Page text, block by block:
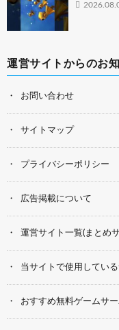
運営サイトからのお
お問い合わせ
サイトマップ
プライバシーポリシー
広告掲載について
運営サイト一覧(まとめ
当サイトで使用してい
おすすめ無料ゲームサ